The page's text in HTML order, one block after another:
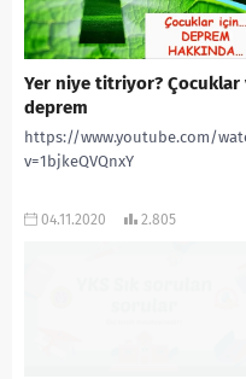
Yer niye titriyor? Çocuklar
deprem
https://www.youtube.com/
v=1bjkeQVQnxY
04.11.2020 2.805